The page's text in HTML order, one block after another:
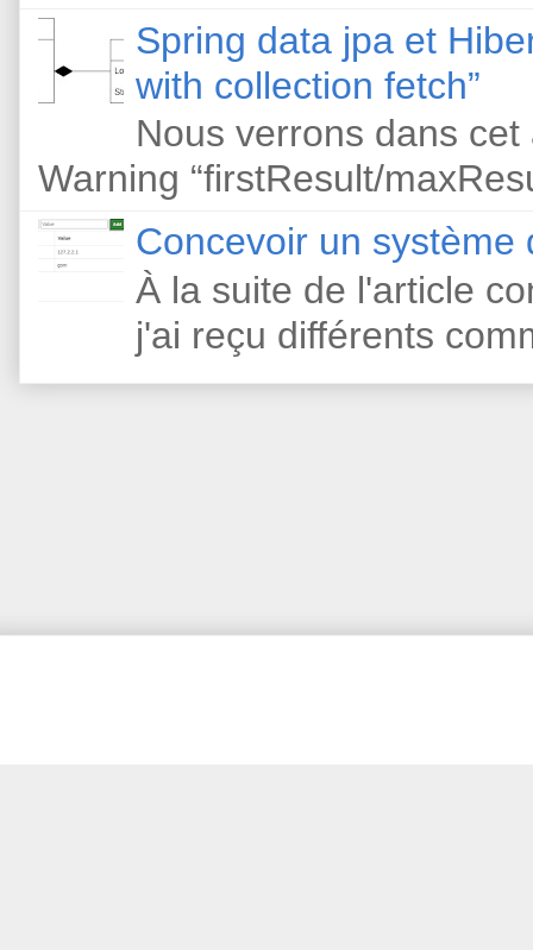
Spring data jpa et
with collection fetch”
Nous verrons dans
Warning “firstResult/
Concevoir un système
À la suite de l'article
j'ai reçu différents